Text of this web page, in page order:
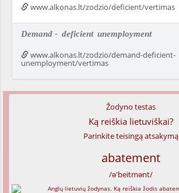
www.alkonas.lt/zodzio/deficient/vertimas
Demand - deficient unemployment
www.alkonas.lt/zodzio/demand-deficient-
unemployment/vertimas
Žodyno testas
Ką reiškia lietuviškai?
Parinkite teisingą atsakymą
abatement
/ə'beitmənt/